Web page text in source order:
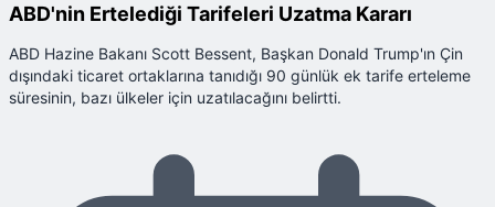
ABD'nin Ertelediği Tarifeleri Uzatma Kararı
ABD Hazine Bakanı Scott Bessent, Başkan Donald Trump'ın Çin
dışındaki ticaret ortaklarına tanıdığı 90 günlük ek tarife erteleme
süresinin, bazı ülkeler için uzatılacağını belirtti.